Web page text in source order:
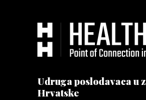
Udruga poslodavaca u
Hrvatske